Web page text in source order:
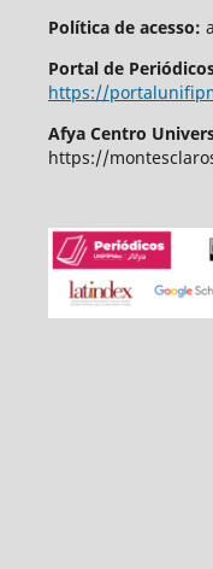
Política de acesso:
Portal de
https://
Afya Centro
https://